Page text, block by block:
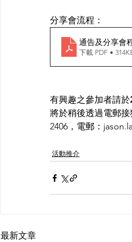
分享會流程：
通告及分享會
下載 PDF •
有興趣之參加者請於
將於稍後透過電郵
2406，電郵：
活動推介
最新文章